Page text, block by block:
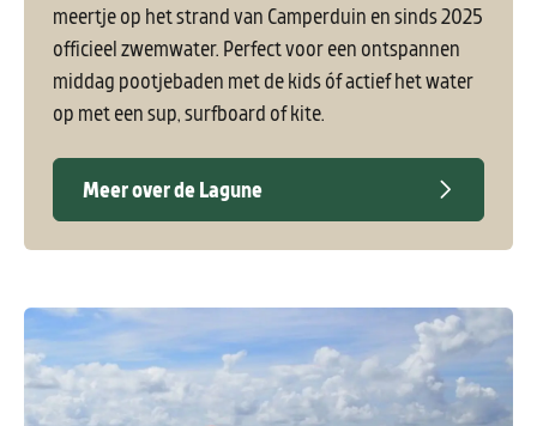
meertje op het strand van Camperduin en sinds 2025
officieel zwemwater. Perfect voor een ontspannen
middag pootjebaden met de kids óf actief het water
op met een sup, surfboard of kite.
Meer over de Lagune